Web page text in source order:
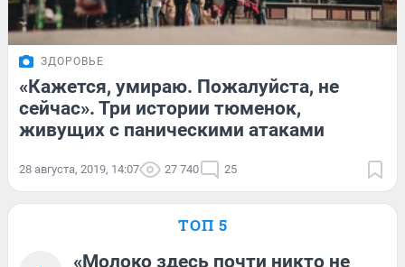
ЗДОРОВЬЕ
«Кажется, умираю. Пожалуйста, не
сейчас». Три истории тюменок,
живущих с паническими атаками
28 августа, 2019, 14:07 27 740 25
ТОП 5
«Молоко здесь почти никто не